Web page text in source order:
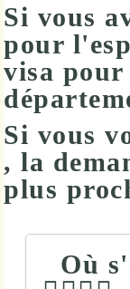
Si vous
pour
visa
Si vous
, la
plus
Où